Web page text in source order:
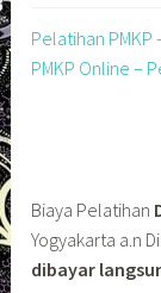
Pelatihan PMKP
PMKP Online –
Biaya Pelatihan
Yogyakarta a.n
dibayar